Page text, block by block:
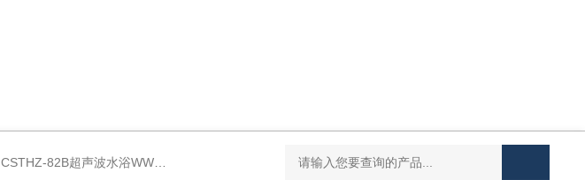
CSTHZ-82B超声波水浴WWW.好色先生 DC-20L低温恒温水浴 HY-100L大容量恒温油浴锅